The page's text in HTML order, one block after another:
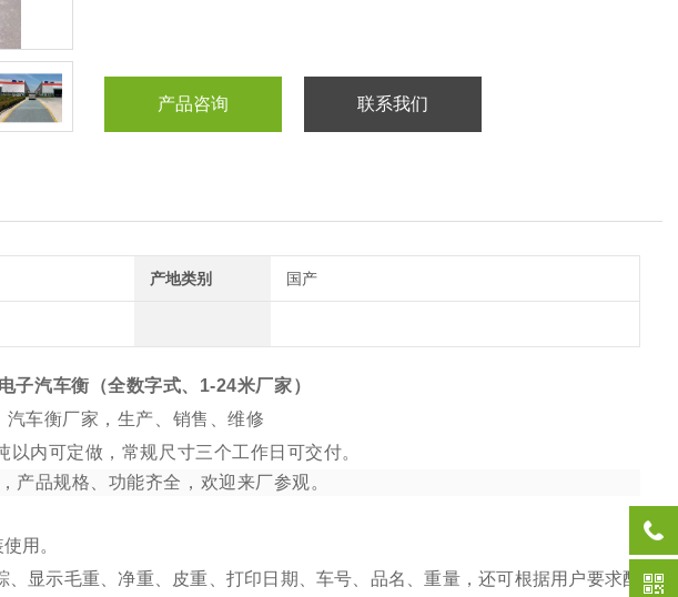
产品咨询 联系我们
产地类别 国产
子汽车衡（全数字式、1-24米厂家）
汽车衡厂家，生产、销售、维修
以内可定做，常规尺寸三个工作日可交付。
产品规格、功能齐全，欢迎来厂参观。
用。
显示毛重、净重、皮重、打印日期、车号、品名、重量，还可根据用户要求配